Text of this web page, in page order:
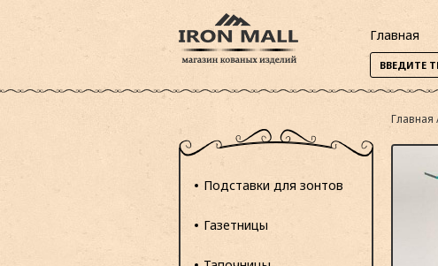
Главная
Подставки для зонтов
Газетницы
Главная